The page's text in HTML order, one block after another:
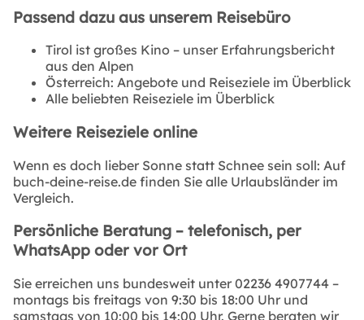
Passend dazu aus unserem Reisebüro
Tirol ist großes Kino – unser Erfahrungsbericht
aus den Alpen
Österreich: Angebote und Reiseziele im Überblick
Alle beliebten Reiseziele im Überblick
Weitere Reiseziele online
Wenn es doch lieber Sonne statt Schnee sein soll: Auf
buch-deine-reise.de finden Sie alle Urlaubsländer im
Vergleich.
Persönliche Beratung – telefonisch, per
WhatsApp oder vor Ort
Sie erreichen uns bundesweit unter 02236 4907744 –
montags bis freitags von 9:30 bis 18:00 Uhr und
samstags von 10:00 bis 14:00 Uhr. Gerne beraten wir